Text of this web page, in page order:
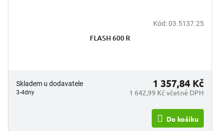
Kód:03.5137.25
FLASH 600 R
Skladem u dodavatele
3-4dny 1 642,99 Kč včetně DPH
1 357,84 Kč
Do košíku